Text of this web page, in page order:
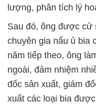
lượng, phân tích lý
Sau đó, ông được cử
chuyên gia nấu ủ bia
năm tiếp theo, ông
ngoài, đảm nhiệm
đốc sản xuất, giám
xuất các loại bia